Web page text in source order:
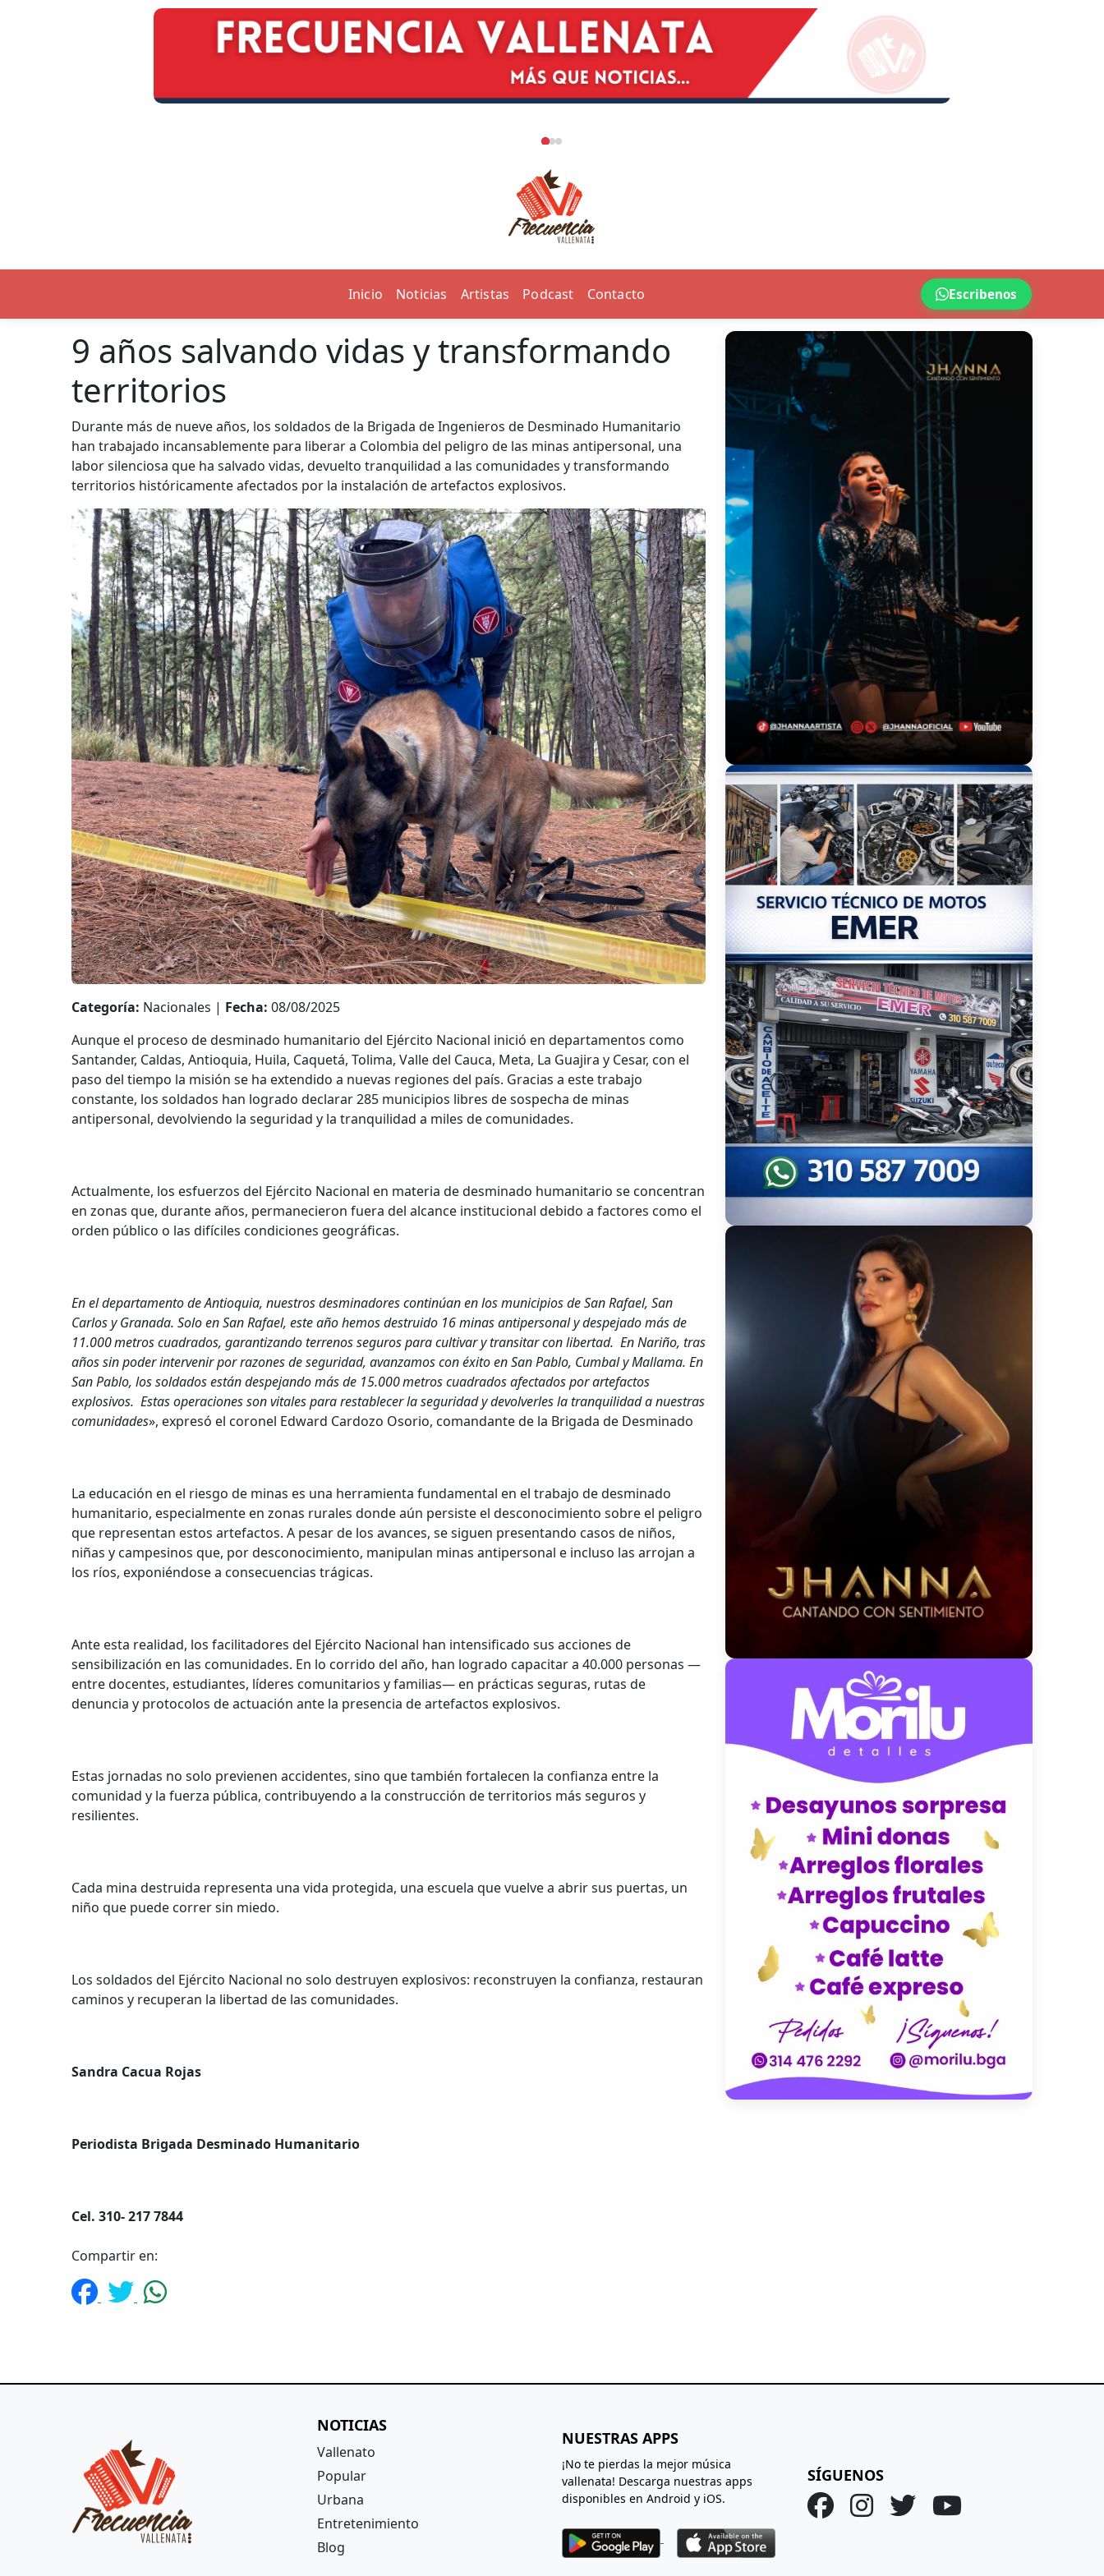
Inicio Noticias Artistas Podcast Contacto Escribenos
9 años salvando vidas y transformando
territorios
Durante más de nueve años, los soldados de la Brigada de Ingenieros de Desminado Humanitario
han trabajado incansablemente para liberar a Colombia del peligro de las minas antipersonal, una
labor silenciosa que ha salvado vidas, devuelto tranquilidad a las comunidades y transformando
territorios históricamente afectados por la instalación de artefactos explosivos.
Categoría: Nacionales | Fecha: 08/08/2025
Aunque el proceso de desminado humanitario del Ejército Nacional inició en departamentos como
Santander, Caldas, Antioquia, Huila, Caquetá, Tolima, Valle del Cauca, Meta, La Guajira y Cesar, con el
paso del tiempo la misión se ha extendido a nuevas regiones del país. Gracias a este trabajo
constante, los soldados han logrado declarar 285 municipios libres de sospecha de minas
antipersonal, devolviendo la seguridad y la tranquilidad a miles de comunidades.
Actualmente, los esfuerzos del Ejército Nacional en materia de desminado humanitario se concentran
en zonas que, durante años, permanecieron fuera del alcance institucional debido a factores como el
orden público o las difíciles condiciones geográficas.
En el departamento de Antioquia, nuestros desminadores continúan en los municipios de San Rafael, San
Carlos y Granada. Solo en San Rafael, este año hemos destruido 16 minas antipersonal y despejado más de
11.000 metros cuadrados, garantizando terrenos seguros para cultivar y transitar con libertad. En Nariño, tras
años sin poder intervenir por razones de seguridad, avanzamos con éxito en San Pablo, Cumbal y Mallama. En
San Pablo, los soldados están despejando más de 15.000 metros cuadrados afectados por artefactos
explosivos. Estas operaciones son vitales para restablecer la seguridad y devolverles la tranquilidad a nuestras
comunidades», expresó el coronel Edward Cardozo Osorio, comandante de la Brigada de Desminado
La educación en el riesgo de minas es una herramienta fundamental en el trabajo de desminado
humanitario, especialmente en zonas rurales donde aún persiste el desconocimiento sobre el peligro
que representan estos artefactos. A pesar de los avances, se siguen presentando casos de niños,
niñas y campesinos que, por desconocimiento, manipulan minas antipersonal e incluso las arrojan a
los ríos, exponiéndose a consecuencias trágicas.
Ante esta realidad, los facilitadores del Ejército Nacional han intensificado sus acciones de
sensibilización en las comunidades. En lo corrido del año, han logrado capacitar a 40.000 personas —
entre docentes, estudiantes, líderes comunitarios y familias— en prácticas seguras, rutas de
denuncia y protocolos de actuación ante la presencia de artefactos explosivos.
Estas jornadas no solo previenen accidentes, sino que también fortalecen la confianza entre la
comunidad y la fuerza pública, contribuyendo a la construcción de territorios más seguros y
resilientes.
Cada mina destruida representa una vida protegida, una escuela que vuelve a abrir sus puertas, un
niño que puede correr sin miedo.
Los soldados del Ejército Nacional no solo destruyen explosivos: reconstruyen la confianza, restauran
caminos y recuperan la libertad de las comunidades.
Sandra Cacua Rojas
Periodista Brigada Desminado Humanitario
Cel. 310- 217 7844
Compartir en:
NOTICIAS
Vallenato
Popular
Urbana
Entretenimiento
Blog
NUESTRAS APPS
¡No te pierdas la mejor música
vallenata! Descarga nuestras apps
disponibles en Android y iOS.
SÍGUENOS